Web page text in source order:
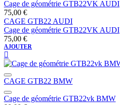
Cage de géométrie GTB22VK AUDI
75,00 €
CAGE GTB22 AUDI
Cage de géométrie GTB22VK AUDI
75,00 €
AJOUTER
CAGE GTB22 BMW
Cage de géométrie GTB22vk BMW